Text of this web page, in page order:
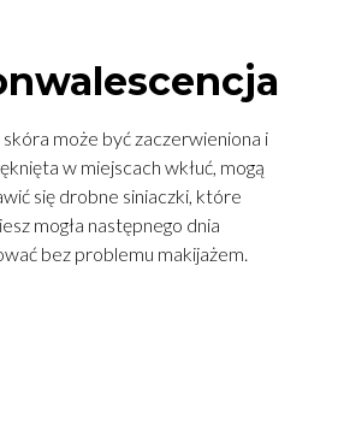
skóra może być zaczerwieniona i
w miejscach wkłuć, mogą
się drobne siniaczki, które
mogła następnego dnia
bez problemu makijażem.